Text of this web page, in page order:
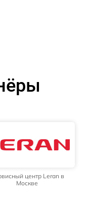
центр Leran в
Москве